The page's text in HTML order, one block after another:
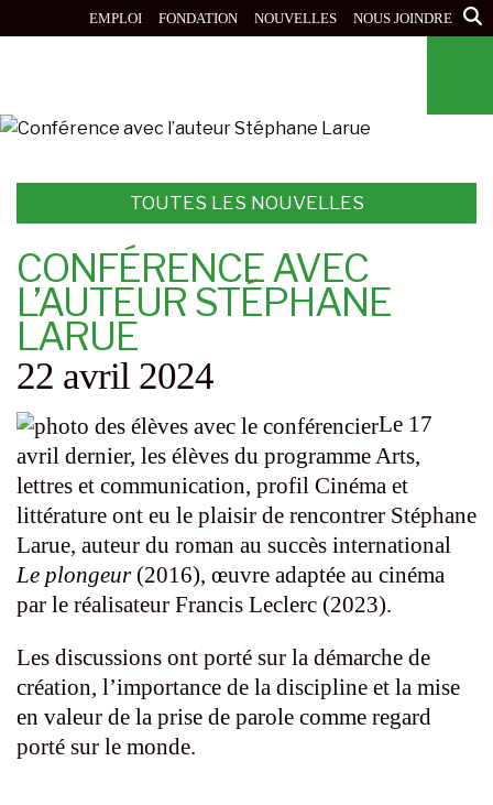
au
EMPLOI FONDATION NOUVELLES NOUS JOINDRE
TOUTES LES NOUVELLES
CONFÉRENCE AVEC
L’AUTEUR STÉPHANE
LARUE
22 avril 2024
Le 17
avril dernier, les élèves du programme Arts,
lettres et communication, profil Cinéma et
littérature ont eu le plaisir de rencontrer Stéphane
Larue, auteur du roman au succès international
Le plongeur(2016), œuvre adaptée au cinéma
par le réalisateur Francis Leclerc (2023).
Les discussions ont porté sur la démarche de
création, l’importance de la discipline et la mise
en valeur de la prise de parole comme regard
porté sur le monde.